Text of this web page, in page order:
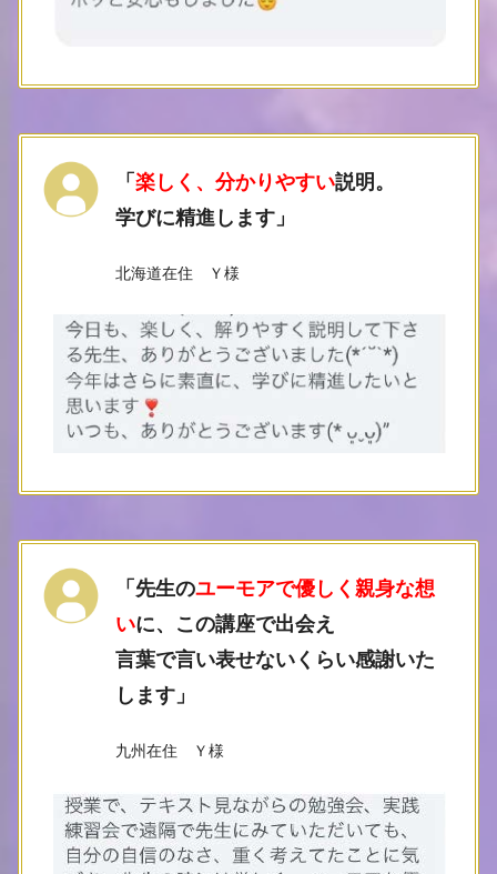
「楽しく、分かりやすい説明。
学びに精進します 」
北海道在住 Ｙ様
「先生のユーモアで優しく親身な想
いに、この講座で出会え
言葉で言い表せないくらい感謝いた
します 」
九州在住 Ｙ様